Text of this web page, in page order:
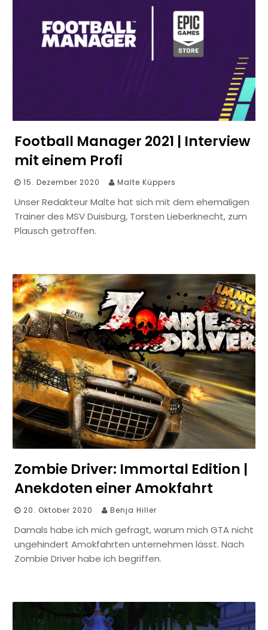
Football Manager 2021 | Interview
mit einem Profi
15. Dezember 2020 Malte Küppers
Unser Redakteur Malte hat sich mit dem ehemaligen
Trainer des MSV Duisburg, Torsten Lieberknecht, zum
Plausch getroffen.
Zombie Driver: Immortal Edition |
Anekdoten einer Amokfahrt
20. Oktober 2020 Benja Hiller
Damals habe ich mich gefragt, warum mich GTA nicht
ungehindert Amokfahrten unternehmen lässt. Nach
Zombie Driver habe ich begriffen.